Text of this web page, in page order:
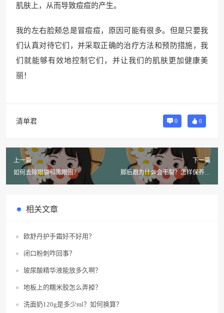
肌肤上，从而导致痘痘的产生。
我的左右脸颊总是冒痘痘，原因可能有很多。但是只要我
们认真对待它们，并采取正确的治疗方法和预防措施，我
们就能够有效地控制它们，并让我们的肌肤更加健康美
丽！
清单君 0 0
上一篇
如何去除眼袋和黑眼圈？
下一篇
脚后跟为什么会干裂？怎样保养脚
部？
相关文章
欧舒丹护手霜好不好用？
闭口粉刺咋回事？
玻尿酸精华液能放多久啊？
地板上的糯米胶怎么弄掉？
洗面奶120g是多少ml？如何换算？